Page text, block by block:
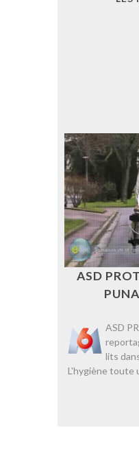
ASD
ASD
lits
L'hygiène toute